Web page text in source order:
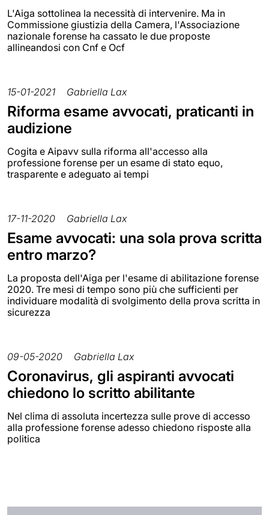
L'Aiga sottolinea la necessità di intervenire. Ma in
Commissione giustizia della Camera, l'Associazione
nazionale forense ha cassato le due proposte
allineandosi con Cnf e Ocf
15-01-2021 Gabriella Lax
Riforma esame avvocati, praticanti in
audizione
Cogita e Aipavv sulla riforma all'accesso alla
professione forense per un esame di stato equo,
trasparente e adeguato ai tempi
17-11-2020 Gabriella Lax
Esame avvocati: una sola prova scritta
entro marzo?
La proposta dell'Aiga per l'esame di abilitazione forense
2020. Tre mesi di tempo sono più che sufficienti per
individuare modalità di svolgimento della prova scritta in
sicurezza
09-05-2020 Gabriella Lax
Coronavirus, gli aspiranti avvocati
chiedono lo scritto abilitante
Nel clima di assoluta incertezza sulle prove di accesso
alla professione forense adesso chiedono risposte alla
politica